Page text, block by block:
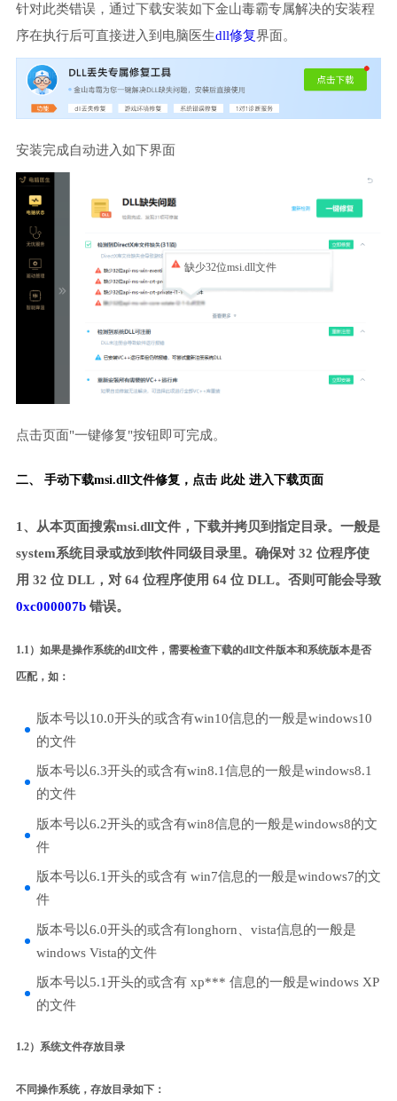
针对此类错误，通过下载安装如下金山毒霸专属解决的安装程
序在执行后可直接进入到电脑医生dll修复界面。
安装完成自动进入如下界面
缺少32位msi.dll文件
点击页面"一键修复"按钮即可完成。
二、 手动下载msi.dll文件修复， 点击 此处 进入下载页面
1、从本页面搜索msi.dll文件，下载并拷贝到指定目录。一般是
system系统目录或放到软件同级目录里。确保对 32 位程序使
用 32 位 DLL，对 64 位程序使用 64 位 DLL。否则可能会导致
0xc000007b错误。
1.1）如果是操作系统的dll文件，需要检查下载的dll文件版本和系统版本是否
匹配，如：
版本号以10.0开头的或含有win10信息的一般是windows10
的文件
版本号以6.3开头的或含有win8.1信息的一般是windows8.1
的文件
版本号以6.2开头的或含有win8信息的一般是windows8的文
件
版本号以6.1开头的或含有 win7信息的一般是windows7的文
件
版本号以6.0开头的或含有longhorn、vista信息的一般是
windows Vista的文件
版本号以5.1开头的或含有 xp*** 信息的一般是windows XP
的文件
1.2）系统文件存放目录
不同操作系统，存放目录如下：